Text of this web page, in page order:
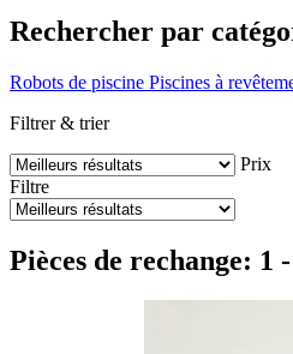
Rechercher par
Robots de piscine Piscines à
Filtrer & trier
Prix
Filtre
Pièces de rechange: 1